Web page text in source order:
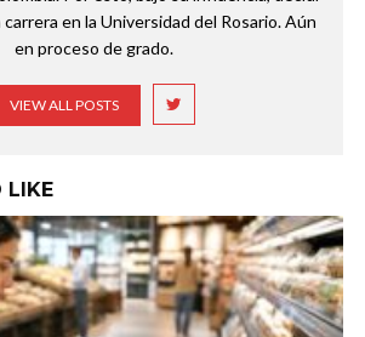
en la Universidad del Rosario. Aún
en proceso de grado.
VIEW ALL POSTS
LIKE